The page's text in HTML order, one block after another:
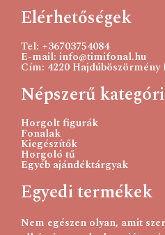
Elérhetőségek
Tel: +36703754084
E-mail: info@timifonal.hu
Cím: 4220 Hajdúböszörmény
Népszerű
Horgolt figurák
Fonalak
Kiegészítők
Horgoló tű
Egyéb ajándéktárgyak
Egyedi termékek
Nem egészen olyan, amit